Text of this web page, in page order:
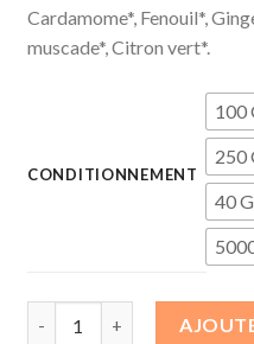
Cardamome*, Fenouil*,
muscade*, Citron vert*.
CONDITIONNEMENT
100
250
40 G